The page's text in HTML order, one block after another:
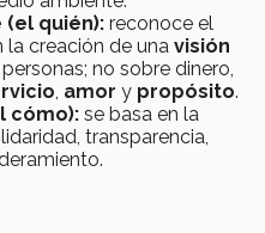
quién): reconoce el
la creación de una visión
no sobre dinero,
amor y propósito.
cómo): se basa en la
transparencia,